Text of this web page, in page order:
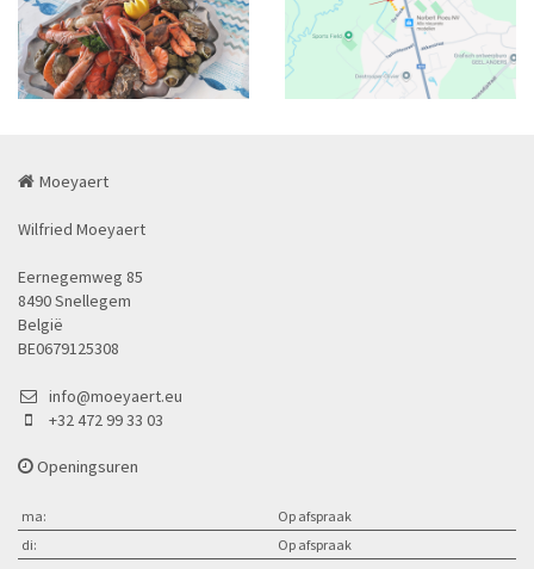
Moeyaert
Wilfried Moeyaert
Eernegemweg 85
8490 Snellegem
België
BE0679125308
info@moeyaert.eu
+32 472 99 33 03
Openingsuren
ma:
Op afspraak
di:
Op afspraak